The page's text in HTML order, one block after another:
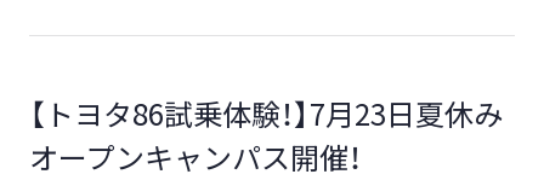
【トヨタ86試乗体験！】7月23日夏休み
オープンキャンパス開催！